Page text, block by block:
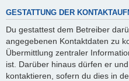
GESTATTUNG DER
Du gestattest dem Betreiber
angegebenen Kontaktdaten zu
Übermittlung zentraler
ist. Darüber hinaus dürfen er
kontaktieren, sofern du dies in